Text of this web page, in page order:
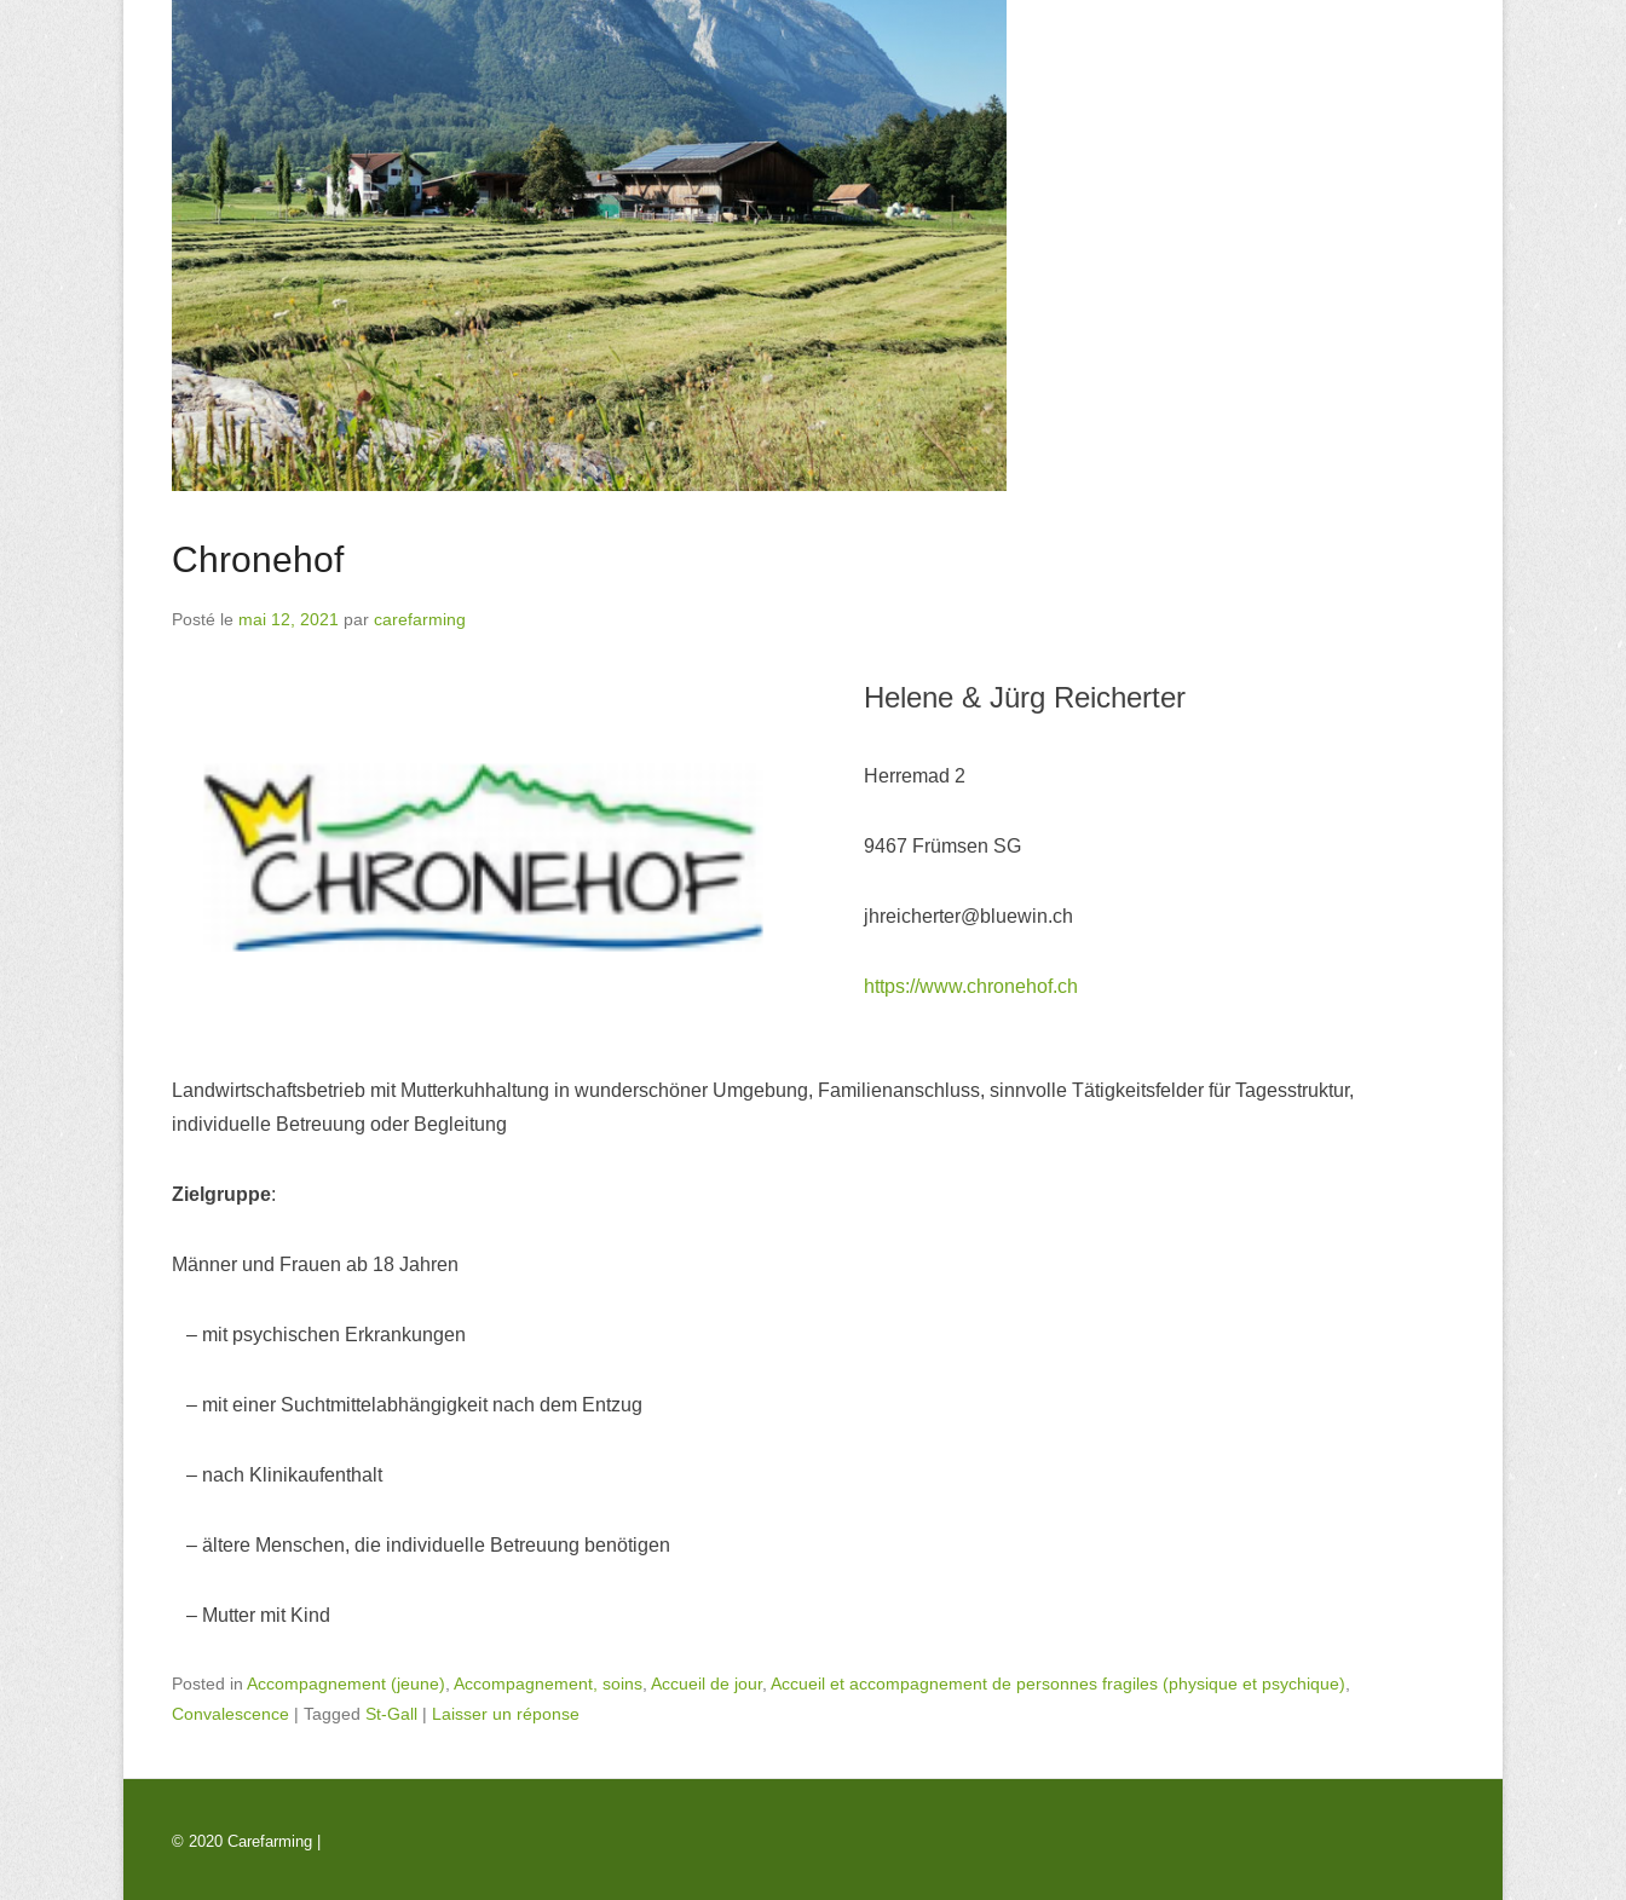
Chronehof
Posté le mai 12, 2021 par carefarming
Helene & Jürg Reicherter
Herremad 2
9467 Frümsen SG
jhreicherter@bluewin.ch
https://www.chronehof.ch
Landwirtschaftsbetrieb mit Mutterkuhhaltung in wunderschöner Umgebung, Familienanschluss, sinnvolle Tätigkeitsfelder für Tagesstruktur,
individuelle Betreuung oder Begleitung
Zielgruppe:
Männer und Frauen ab 18 Jahren
– mit psychischen Erkrankungen
– mit einer Suchtmittelabhängigkeit nach dem Entzug
– nach Klinikaufenthalt
– ältere Menschen, die individuelle Betreuung benötigen
– Mutter mit Kind
Posted in Accompagnement (jeune) Accompagnement, soins Accueil de jour, Accueil et accompagnement de personnes fragiles (physique et psychique)
Convalescence | Tagged St-Gall | Laisser un réponse
© 2020 Carefarming |